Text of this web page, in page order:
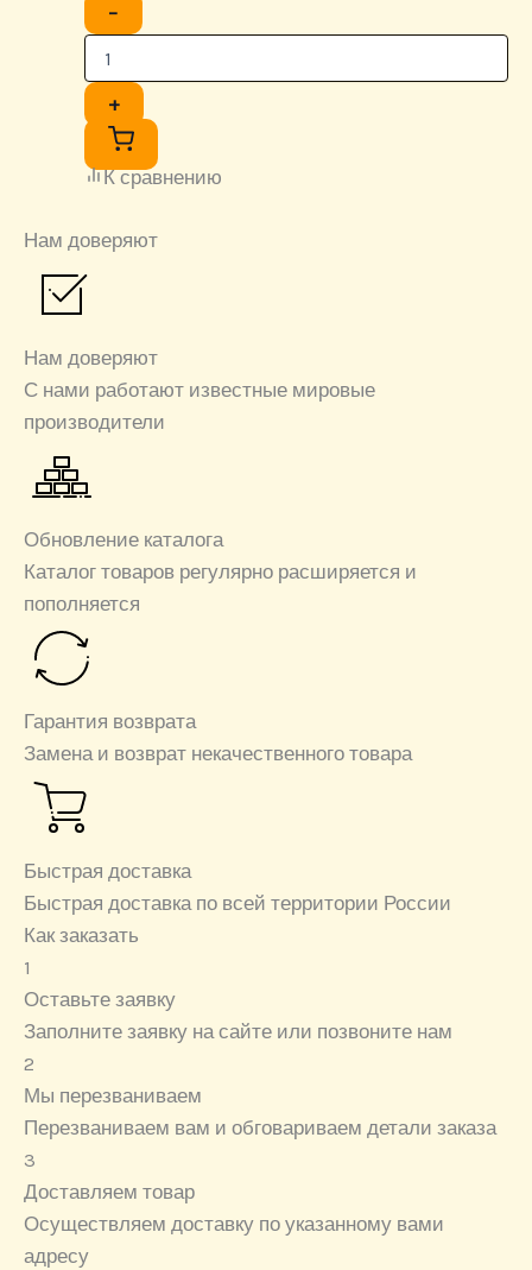
−
+
К сравнению
Нам доверяют
Нам доверяют
С нами работают известные мировые
производители
Обновление каталога
Каталог товаров регулярно расширяется и
пополняется
Гарантия возврата
Замена и возврат некачественного товара
Быстрая доставка
Быстрая доставка по всей территории России
Как заказать
1
Оставьте заявку
Заполните заявку на сайте или позвоните нам
2
Мы перезваниваем
Перезваниваем вам и обговариваем детали заказа
3
Доставляем товар
Осуществляем доставку по указанному вами
адресу